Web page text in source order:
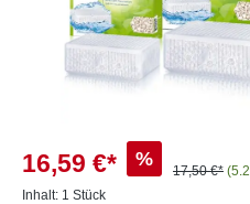
16,59 €* %
17,50 €*
Inhalt: 1 Stück